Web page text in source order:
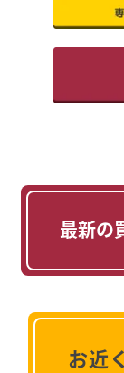
最新の
お近